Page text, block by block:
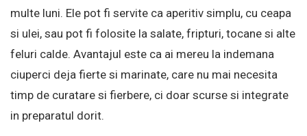
multe luni. Ele pot fi servite ca aperitiv simplu, cu ceapa
si ulei, sau pot fi folosite la salate, fripturi, tocane si alte
feluri calde. Avantajul este ca ai mereu la indemana
ciuperci deja fierte si marinate, care nu mai necesita
timp de curatare si fierbere, ci doar scurse si integrate
in preparatul dorit.